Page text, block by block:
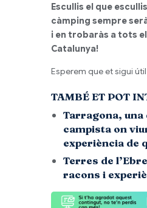
Escullis el que
càmping sempre
i en trobaràs a tots
Catalunya!
Esperem que et sigui
TAMBÉ ET POT
Tarragona,
campista on
experiència de
Terres de
racons i